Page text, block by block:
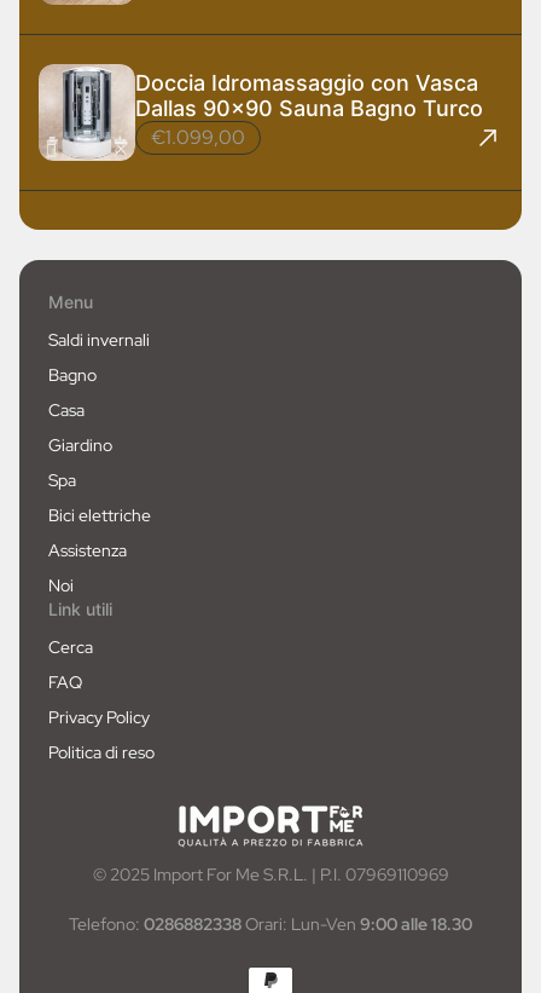
Doccia Idromassaggio con Vasca
Dallas 90x90 Sauna Bagno Turco
€1.099,00
Menu
Saldi invernali
Bagno
Casa
Giardino
Spa
Bici elettriche
Assistenza
Noi
Link utili
Cerca
FAQ
Privacy Policy
Politica di reso
© 2025 Import For Me S.R.L. | P.I. 07969110969
Telefono: 0286882338Orari: Lun-Ven 9:00 alle 18.30